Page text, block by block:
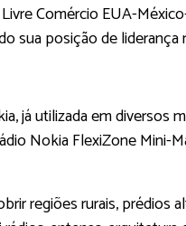
Comércio EUA-
sua posição de liderança
já utilizada em diversos
Nokia FlexiZone Mini-
regiões rurais,